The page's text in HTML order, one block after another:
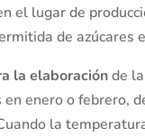
el lugar de
de
la elaboraciónde
enero o febrero,
la